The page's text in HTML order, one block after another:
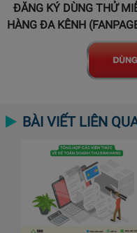
ĐĂNG KÝ DÙNG THỬ
HÀNG ĐA KÊNH
BÀI VIẾT LIÊN